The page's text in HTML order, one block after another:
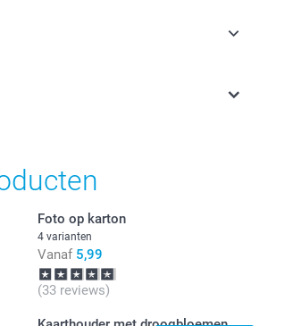
BTW en exclusief verzendkosten.
Foto op karton
4 varianten
Vanaf 5,99
(33 reviews)